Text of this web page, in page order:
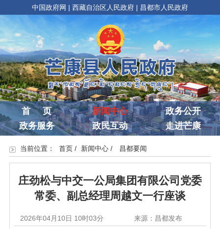
中国政府网 | 西藏自治区人民政府 | 昌都市人民政府
首 页 新闻中心
政务公开
政务服务
政民互动 走进芒康
当前位置： 首页/ 新闻中心/ 昌都要闻
庄劲松与中交一公局集团有限公司党委
常委、副总经理周越文一行座谈
2026年04月10日 10时03分 来源：昌都发布